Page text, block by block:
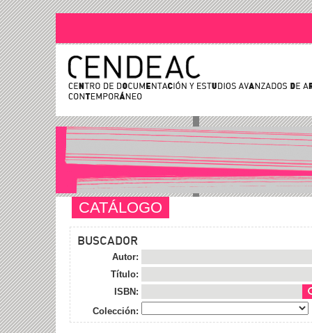
CATÁLOGO
BUSCADOR
Autor:
Título:
ISBN:
Colección: